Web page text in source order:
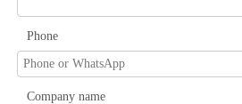
Phone
Company name